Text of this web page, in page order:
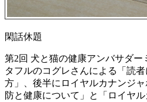
閑話休題
第2回 犬と猫の健康アンバサダ
タフルのコグレさんによる「読
方」、後半にロイヤルカナンジ
防と健康について」と「ロイヤ